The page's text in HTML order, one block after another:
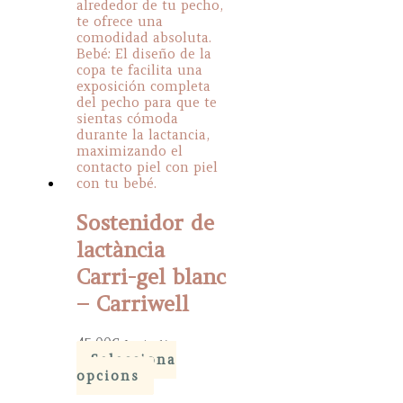
Sostenidor de
lactància
Carri-gel blanc
– Carriwell
45,00€ Iva inclòs
Selecciona
opcions